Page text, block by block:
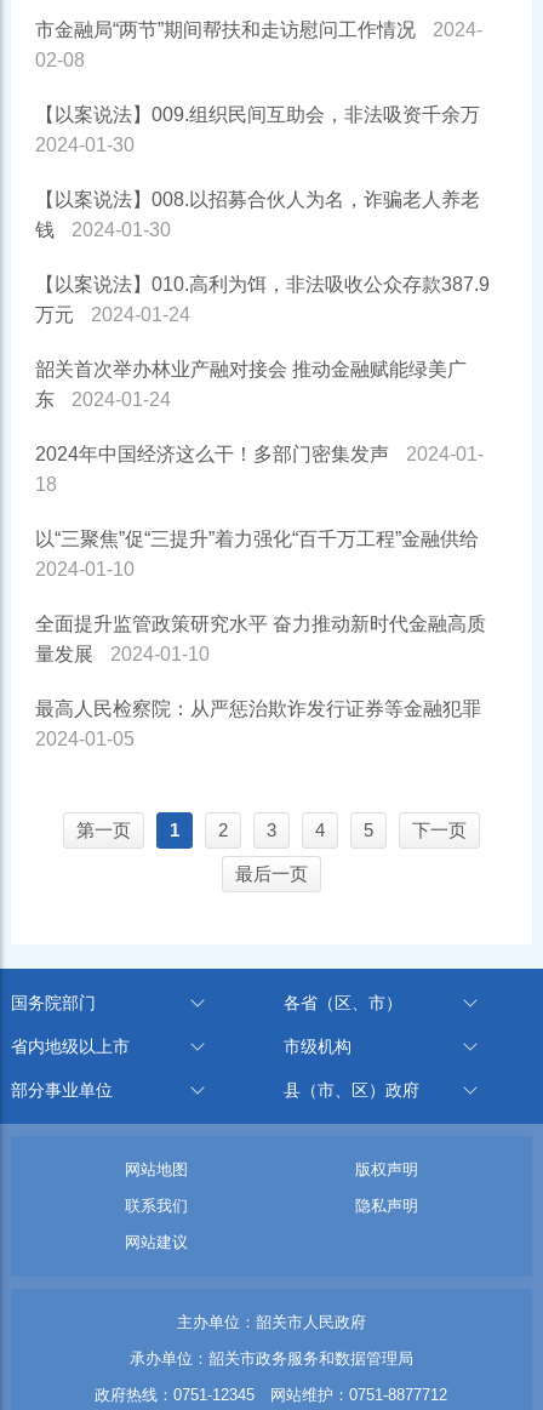
市金融局“两节”期间帮扶和走访慰问工作情况
2024-
02-08
【以案说法】009.组织民间互助会，非法吸资千余万
2024-01-30
【以案说法】008.以招募合伙人为名，诈骗老人养老
钱
2024-01-30
【以案说法】010.高利为饵，非法吸收公众存款387.9
万元
2024-01-24
韶关首次举办林业产融对接会 推动金融赋能绿美广
东
2024-01-24
2024年中国经济这么干！多部门密集发声
2024-01-
18
以“三聚焦”促“三提升”着力强化“百千万工程”金融供给
2024-01-10
全面提升监管政策研究水平 奋力推动新时代金融高质
量发展
2024-01-10
最高人民检察院：从严惩治欺诈发行证券等金融犯罪
2024-01-05
第一页 1 2 3 4 5 下一页
最后一页
国务院部门 各省（区、市）
省内地级以上市 市级机构
部分事业单位 县（市、区）政府
网站地图
版权声明
联系我们
隐私声明
网站建议
主办单位：韶关市人民政府
承办单位：韶关市政务服务和数据管理局
政府热线：0751-12345 网站维护：0751-8877712